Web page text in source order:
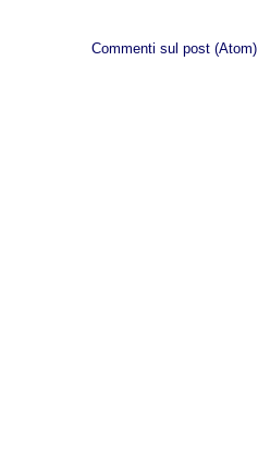
Commenti sul post (Atom)